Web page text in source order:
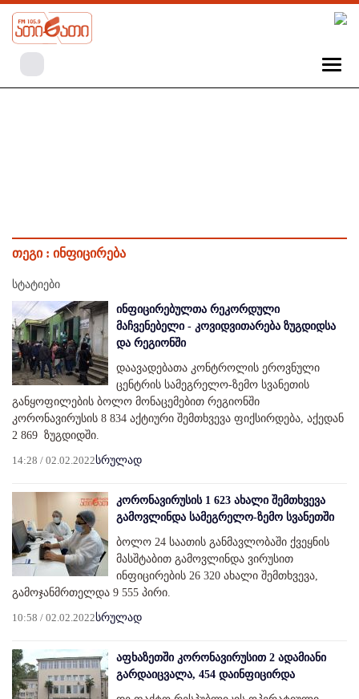
თეგი : ინფიცირება
სტატიები
ინფიცირებულთა რეკორდული
მაჩვენებელი - კოვიდვითარება ზუგდიდსა
და რეგიონში
დაავადებათა კონტროლის ეროვნული
ცენტრის სამეგრელო-ზემო სვანეთის
განყოფილების ბოლო მონაცემებით რეგიონში
კორონავირუსის 8 834 აქტიური შემთხვევა ფიქსირდება, აქედან
2 869 ზუგდიდში.
14:28 / 02.02.2022სრულად
კორონავირუსის 1 623 ახალი შემთხვევა
გამოვლინდა სამეგრელო-ზემო სვანეთში
ბოლო 24 საათის განმავლობაში ქვეყნის
მასშტაბით გამოვლინდა ვირუსით
ინფიცირების 26 320 ახალი შემთხვევა,
გამოჯანმრთელდა 9 555 პირი.
10:58 / 02.02.2022სრულად
აფხაზეთში კორონავირუსით 2 ადამიანი
გარდაიცვალა, 454 დაინფიცირდა